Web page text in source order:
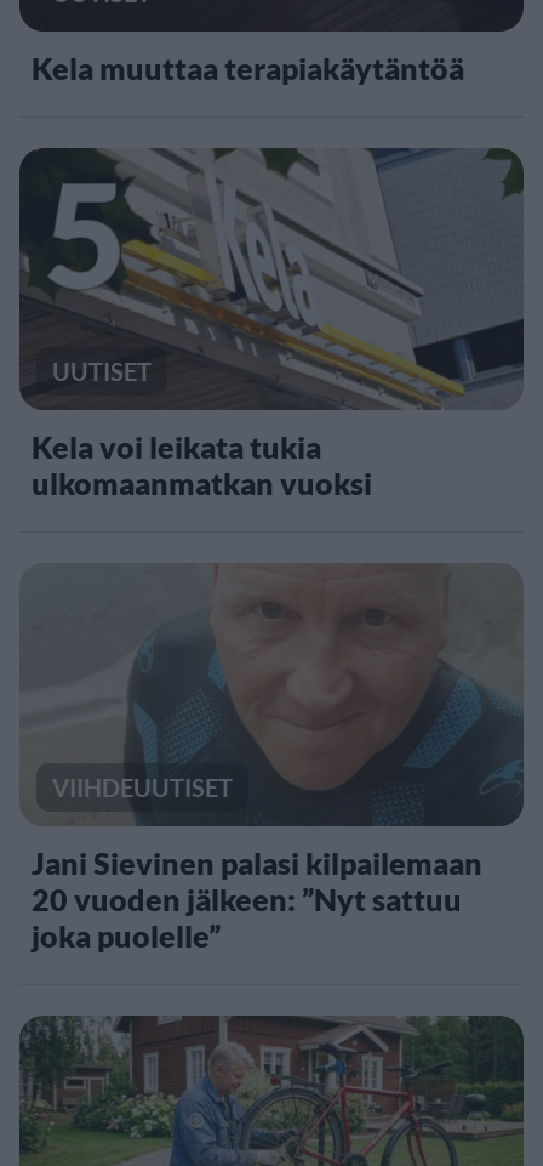
Kela muuttaa terapiakäytäntöä
5
UUTISET
Kela voi leikata tukia
ulkomaanmatkan vuoksi
VIIHDEUUTISET
Jani Sievinen palasi kilpailemaan
20 vuoden jälkeen: ”Nyt sattuu
joka puolelle”